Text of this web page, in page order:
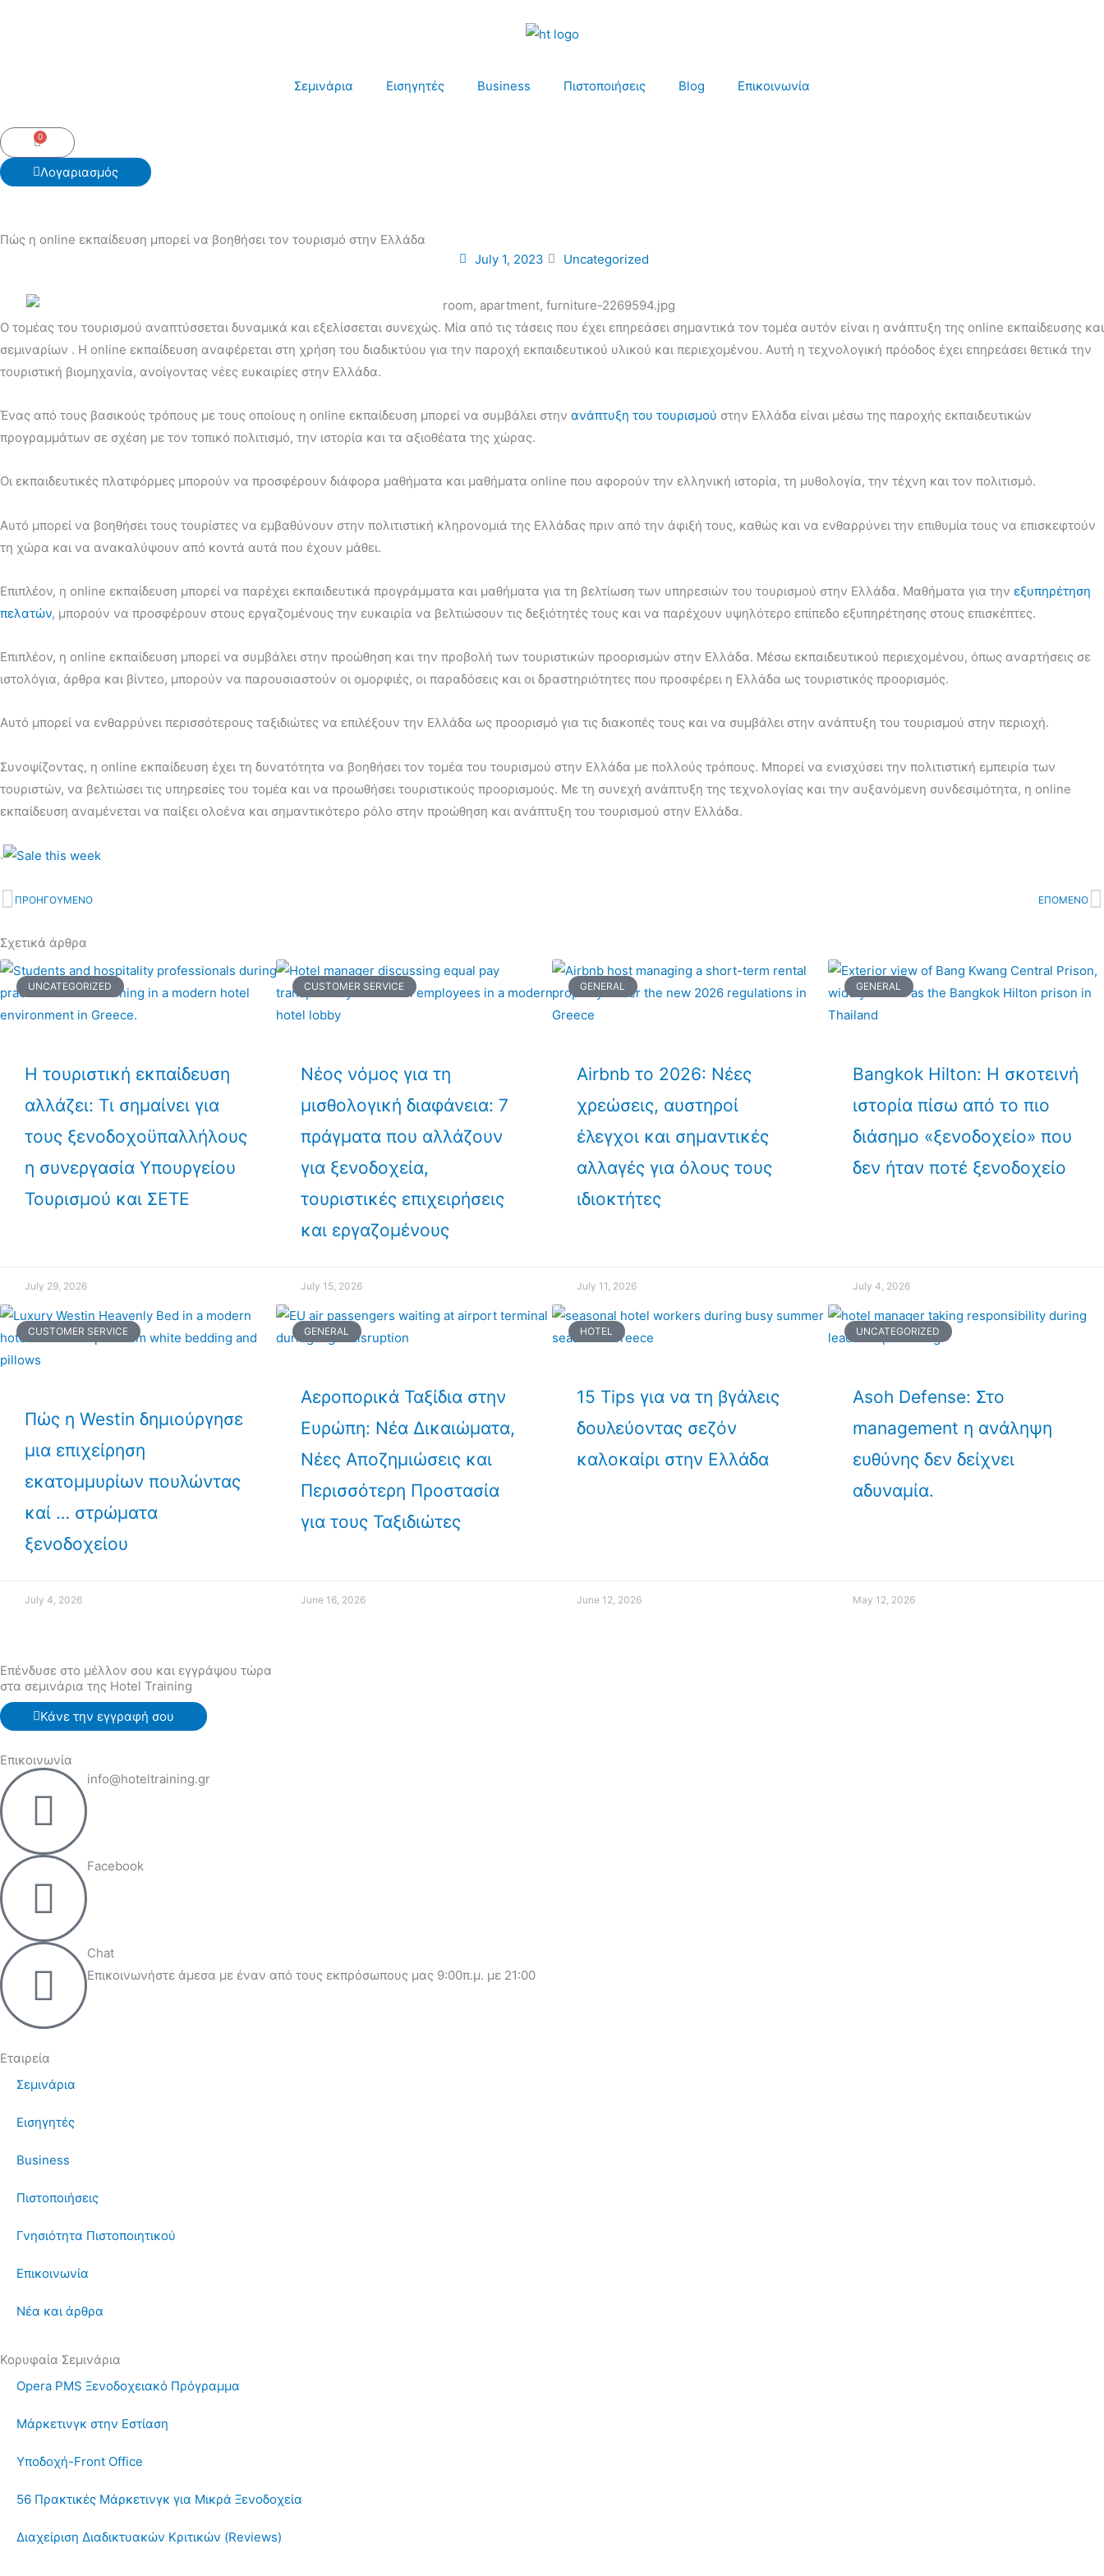
Σεμινάρια Εισηγητές Business Πιστοποιήσεις Blog Επικοινωνία
0
Cart
Λογαριασμός
Πώς η online εκπαίδευση μπορεί να βοηθήσει τον τουρισμό στην Ελλάδα
July 1, 2023
Uncategorized
Ο τομέας του τουρισμού αναπτύσσεται δυναμικά και εξελίσσεται συνεχώς. Μία από τις τάσεις που έχει επηρεάσει σημαντικά τον τομέα αυτόν είναι η ανάπτυξη της online εκπαίδευσης και
σεμιναρίων . Η online εκπαίδευση αναφέρεται στη χρήση του διαδικτύου για την παροχή εκπαιδευτικού υλικού και περιεχομένου. Αυτή η τεχνολογική πρόοδος έχει επηρεάσει θετικά την
τουριστική βιομηχανία, ανοίγοντας νέες ευκαιρίες στην Ελλάδα.
Ένας από τους βασικούς τρόπους με τους οποίους η online εκπαίδευση μπορεί να συμβάλει στην ανάπτυξη του τουρισμού στην Ελλάδα είναι μέσω της παροχής εκπαιδευτικών
προγραμμάτων σε σχέση με τον τοπικό πολιτισμό, την ιστορία και τα αξιοθέατα της χώρας.
Οι εκπαιδευτικές πλατφόρμες μπορούν να προσφέρουν διάφορα μαθήματα και μαθήματα online που αφορούν την ελληνική ιστορία, τη μυθολογία, την τέχνη και τον πολιτισμό.
Αυτό μπορεί να βοηθήσει τους τουρίστες να εμβαθύνουν στην πολιτιστική κληρονομιά της Ελλάδας πριν από την άφιξή τους, καθώς και να ενθαρρύνει την επιθυμία τους να επισκεφτούν
τη χώρα και να ανακαλύψουν από κοντά αυτά που έχουν μάθει.
Επιπλέον, η online εκπαίδευση μπορεί να παρέχει εκπαιδευτικά προγράμματα και μαθήματα για τη βελτίωση των υπηρεσιών του τουρισμού στην Ελλάδα. Mαθήματα για την εξυπηρέτηση
πελατών, μπορούν να προσφέρουν στους εργαζομένους την ευκαιρία να βελτιώσουν τις δεξιότητές τους και να παρέχουν υψηλότερο επίπεδο εξυπηρέτησης στους επισκέπτες.
Επιπλέον, η online εκπαίδευση μπορεί να συμβάλει στην προώθηση και την προβολή των τουριστικών προορισμών στην Ελλάδα. Μέσω εκπαιδευτικού περιεχομένου, όπως αναρτήσεις σε
ιστολόγια, άρθρα και βίντεο, μπορούν να παρουσιαστούν οι ομορφιές, οι παραδόσεις και οι δραστηριότητες που προσφέρει η Ελλάδα ως τουριστικός προορισμός.
Αυτό μπορεί να ενθαρρύνει περισσότερους ταξιδιώτες να επιλέξουν την Ελλάδα ως προορισμό για τις διακοπές τους και να συμβάλει στην ανάπτυξη του τουρισμού στην περιοχή.
Συνοψίζοντας, η online εκπαίδευση έχει τη δυνατότητα να βοηθήσει τον τομέα του τουρισμού στην Ελλάδα με πολλούς τρόπους. Μπορεί να ενισχύσει την πολιτιστική εμπειρία των
τουριστών, να βελτιώσει τις υπηρεσίες του τομέα και να προωθήσει τουριστικούς προορισμούς. Με τη συνεχή ανάπτυξη της τεχνολογίας και την αυξανόμενη συνδεσιμότητα, η online
εκπαίδευση αναμένεται να παίξει ολοένα και σημαντικότερο ρόλο στην προώθηση και ανάπτυξη του τουρισμού στην Ελλάδα.
.
Prev
ΠΡΟΗΓΟΥΜΕΝΟ ΕΠΟΜΕΝΟ
Σχετικά άρθρα
UNCATEGORIZED
Η τουριστική εκπαίδευση
αλλάζει: Τι σημαίνει για
τους ξενοδοχοϋπαλλήλους
η συνεργασία Υπουργείου
Τουρισμού και ΣΕΤΕ
July 29, 2026
CUSTOMER SERVICE
Νέος νόμος για τη
μισθολογική διαφάνεια: 7
πράγματα που αλλάζουν
για ξενοδοχεία,
τουριστικές επιχειρήσεις
και εργαζομένους
July 15, 2026
GENERAL
Airbnb το 2026: Νέες
χρεώσεις, αυστηροί
έλεγχοι και σημαντικές
αλλαγές για όλους τους
ιδιοκτήτες
July 11, 2026
GENERAL
Bangkok Hilton: Η σκοτεινή
ιστορία πίσω από το πιο
διάσημο «ξενοδοχείο» που
δεν ήταν ποτέ ξενοδοχείο
July 4, 2026
CUSTOMER SERVICE
Πώς η Westin δημιούργησε
μια επιχείρηση
εκατομμυρίων πουλώντας
καί … στρώματα
ξενοδοχείου
July 4, 2026
GENERAL
Αεροπορικά Ταξίδια στην
Ευρώπη: Νέα Δικαιώματα,
Νέες Αποζημιώσεις και
Περισσότερη Προστασία
για τους Ταξιδιώτες
June 16, 2026
HOTEL
15 Tips για να τη βγάλεις
δουλεύοντας σεζόν
καλοκαίρι στην Ελλάδα
June 12, 2026
UNCATEGORIZED
Asoh Defense: Στο
management η ανάληψη
ευθύνης δεν δείχνει
αδυναμία.
May 12, 2026
Επένδυσε στο μέλλον σου και εγγράψου τώρα
στα σεμινάρια της Hotel Training
Κάνε την εγγραφή σου
Επικοινωνία
info@hoteltraining.gr
Facebook
Chat
Επικοινωνήστε άμεσα με έναν από τους εκπρόσωπους μας 9:00π.μ. με 21:00
Εταιρεία
Σεμινάρια
Εισηγητές
Business
Πιστοποιήσεις
Γνησιότητα Πιστοποιητικού
Επικοινωνία
Νέα και άρθρα
Κορυφαία Σεμινάρια
Opera PMS Ξενοδοχειακό Πρόγραμμα
Μάρκετινγκ στην Εστίαση
Υποδοχή-Front Office
56 Πρακτικές Μάρκετινγκ για Μικρά Ξενοδοχεία
Διαχείριση Διαδικτυακών Κριτικών (Reviews)